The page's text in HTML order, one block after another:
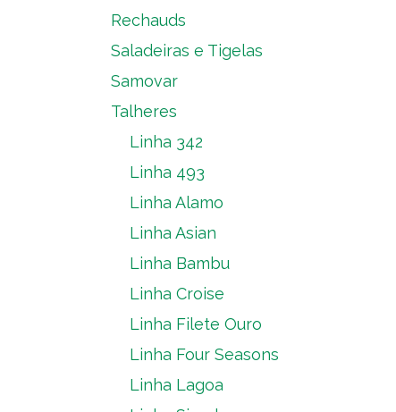
Rechauds
Saladeiras e Tigelas
Samovar
Talheres
Linha 342
Linha 493
Linha Alamo
Linha Asian
Linha Bambu
Linha Croise
Linha Filete Ouro
Linha Four Seasons
Linha Lagoa